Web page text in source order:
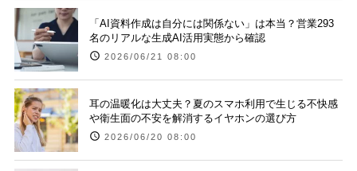
「AI資料作成は自分には関係ない」は本当？営業293
名のリアルな生成AI活用実態から確認
2026/06/21 08:00
耳の温暖化は大丈夫？夏のスマホ利用で生じる不快感
や衛生面の不安を解消するイヤホンの選び方
2026/06/20 08:00